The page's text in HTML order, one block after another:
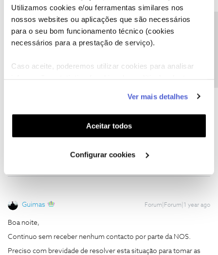
Utilizamos cookies e/ou ferramentas similares nos
nossos websites ou aplicações que são necessários
para o seu bom funcionamento técnico (cookies
necessários para a prestação de serviço).
Caso aceite, poderemos utilizar cookies para analisar
funcionalidades (cookies de personalização e
funcionalidade) e adaptar anúncios aos seus interesses
(cookies de publicidade personalizada). Pode gerir a
utilização dos cookies clicando em "Configurar
Ver mais detalhes
Aceitar todos
Configurar cookies
TMartinez AUTOR Forum|Forum|1 year ago
Boa noite,
Guimas Forum|Forum|1 year ago
Boa noite,
Continuo sem receber nenhum contacto por parte da NOS.
Preciso com brevidade de resolver esta situação para tomar as